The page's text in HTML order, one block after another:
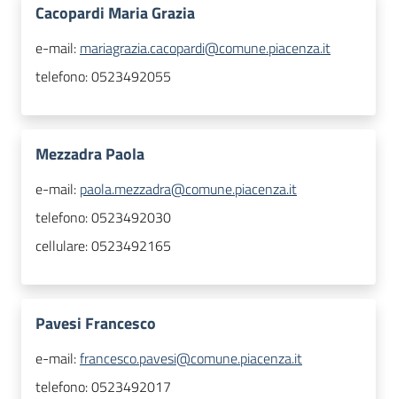
Cacopardi Maria Grazia
e-mail: mariagrazia.cacopardi@comune.piacenza.it
telefono:0523492055
Mezzadra Paola
e-mail: paola.mezzadra@comune.piacenza.it
telefono:0523492030
cellulare:0523492165
Pavesi Francesco
e-mail:francesco.pavesi@comune.piacenza.it
telefono:0523492017